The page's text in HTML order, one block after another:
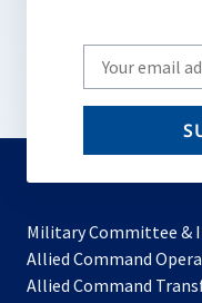
Write
your
email
Military Committee &
Allied Command
Allied Command